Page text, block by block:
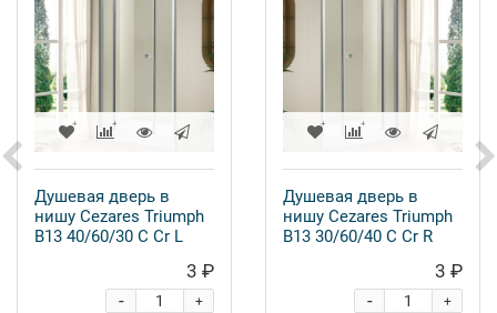
Душевая дверь в
нишу Cezares Triumph
B13 40/60/30 C Cr L
3 ₽
+
-
Душевая дверь в
нишу Cezares Triumph
B13 30/60/40 C Cr R
3 ₽
+
-